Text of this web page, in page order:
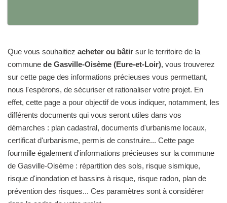
Que vous souhaitiez acheter ou bâtir sur le territoire de la
commune de Gasville-Oisème (Eure-et-Loir), vous trouverez
sur cette page des informations précieuses vous permettant,
nous l'espérons, de sécuriser et rationaliser votre projet. En
effet, cette page a pour objectif de vous indiquer, notamment, les
différents documents qui vous seront utiles dans vos
démarches : plan cadastral, documents d'urbanisme locaux,
certificat d'urbanisme, permis de construire... Cette page
fourmille également d'informations précieuses sur la commune
de Gasville-Oisème : répartition des sols, risque sismique,
risque d'inondation et bassins à risque, risque radon, plan de
prévention des risques... Ces paramètres sont à considérer